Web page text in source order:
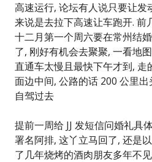
高速运行, 论坛有人说只要让发
来说是去拉下高速让车跑开. 前
十二月第一个周六要在常州结
了, 刚好有机会去聚聚, 一看地
直通车太慢且最快下午才到,
面边中间, 公路的话 200 公里
自驾过去
提前一周给 JJ 发短信问婚礼具
署名阿排, 这丫立马回了, 还是
了几年烧烤的酒肉朋友多年不